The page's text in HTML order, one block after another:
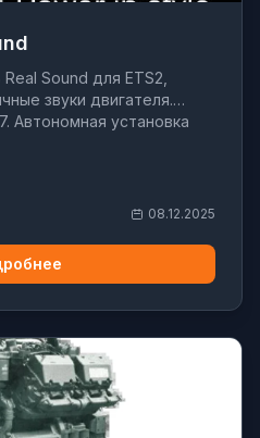
Sound для ETS2,
звуки двигателя.
Автономная установка
08.12.2025